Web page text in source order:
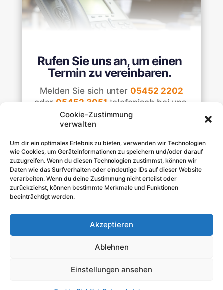
Cookie-Zustimmung
verwalten
Um dir ein optimales Erlebnis zu bieten, verwenden wir Technologien
wie Cookies, um Geräteinformationen zu speichern und/oder darauf
zuzugreifen. Wenn du diesen Technologien zustimmst, können wir
Daten wie das Surfverhalten oder eindeutige IDs auf dieser Website
verarbeiten. Wenn du deine Zustimmung nicht erteilst oder
zurückziehst, können bestimmte Merkmale und Funktionen
beeinträchtigt werden.
Akzeptieren
Ablehnen
Einstellungen ansehen
Rufen Sie uns an, um einen
Termin zu vereinbaren.
Melden Sie sich unter 05452 2202
oder05452 3051 telefonisch bei uns,
um einen Termin zu vereinbaren.
Wir sind persönlich erreichbar:
Telefonisch unter05452 2202oder05452 3051und
praxis@hausaerztezentrum-mettingen.de